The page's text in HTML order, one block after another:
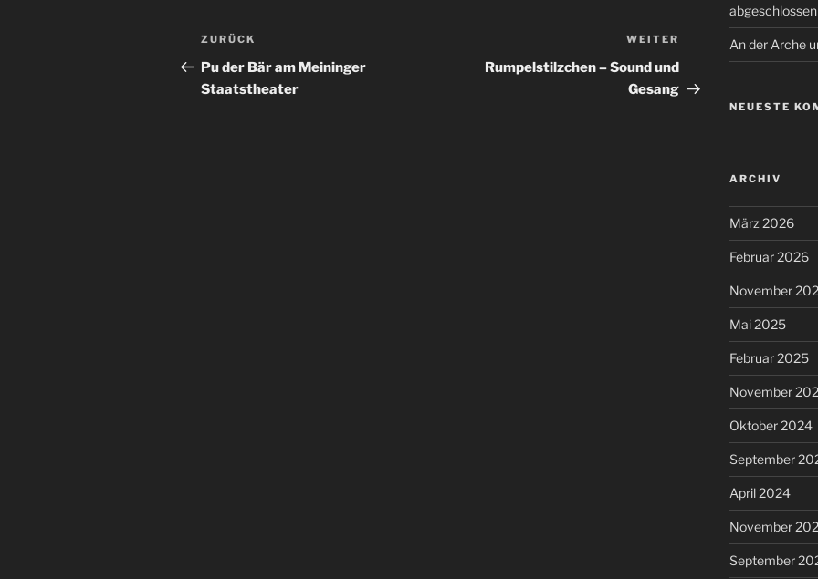
Beitragsnavigation
Vorheriger
Beitrag
ZURÜCK
Pu der Bär am Meininger
Staatstheater
Nächster
Beitrag
WEITER
Rumpelstilzchen – Sound und
Gesang
abgeschlossen
An der Arche
NEUESTE
ARCHIV
März 2026
Februar 2026
November
Mai 2025
Februar 2025
November
Oktober 2024
September
April 2024
November
September